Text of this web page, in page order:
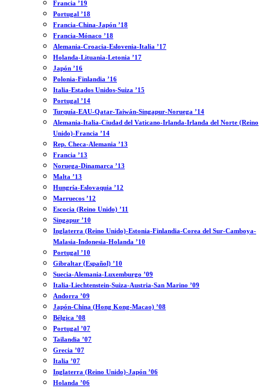
Francia ’19
Portugal ’18
Francia-China-Japón ’18
Francia-Mónaco ’18
Alemania-Croacia-Eslovenia-Italia ’17
Holanda-Lituania-Letonia ’17
Japón ’16
Polonia-Finlandia ’16
Italia-Estados Unidos-Suiza ’15
Portugal ’14
Turquía-EAU-Qatar-Taiwán-Singapur-Noruega ’14
Alemania-Italia-Ciudad del Vaticano-Irlanda-Irlanda del Norte (Reino
Unido)-Francia ’14
Rep. Checa-Alemania ’13
Francia ’13
Noruega-Dinamarca ’13
Malta ’13
Hungría-Eslovaquia ’12
Marruecos ’12
Escocia (Reino Unido) ’11
Singapur ’10
Inglaterra (Reino Unido)-Estonia-Finlandia-Corea del Sur-Camboya-
Malasia-Indonesia-Holanda ’10
Portugal ’10
Gibraltar (Español) ’10
Suecia-Alemania-Luxemburgo ’09
Italia-Liechtenstein-Suiza-Austria-San Marino ’09
Andorra ’09
Japón-China (Hong Kong-Macao) ’08
Bélgica ’08
Portugal ’07
Tailandia ’07
Grecia ’07
Italia ’07
Inglaterra (Reino Unido)-Japón ’06
Holanda ’06